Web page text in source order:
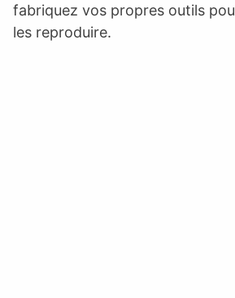
fabriquez vos propres outils
les reproduire.